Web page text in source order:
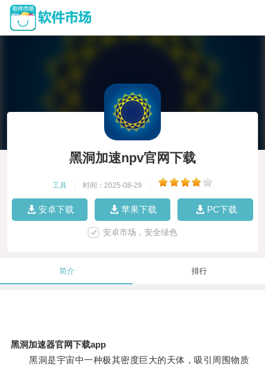
黑洞加速npv官网下载
工具 时间：2025-08-29
安卓下载 苹果下载 PC下载
安卓市场，安全绿色
简介 排行
黑洞加速器官网下载app
黑洞是宇宙中一种极其密度巨大的天体，吸引周围物质